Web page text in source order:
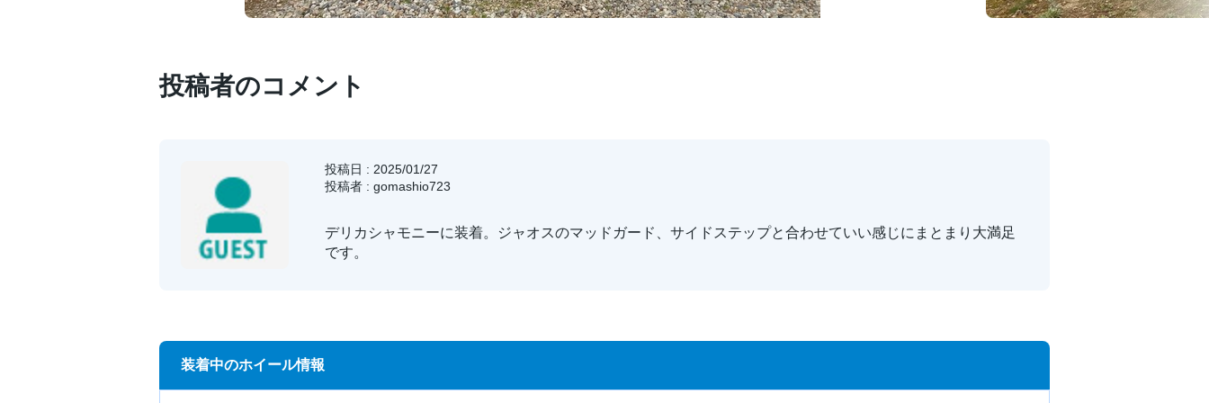
投稿者のコメント
投稿日 : 2025/01/27
投稿者 : gomashio723
デリカシャモニーに装着。ジャオスのマッドガード、サイドステップと合わせていい感じにまとまり大満足
です。
装着中のホイール情報